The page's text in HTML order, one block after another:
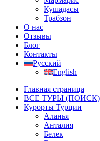
Кушадасы
Трабзон
О нас
Отзывы
Блог
Контакты
Русский
English
Главная страница
ВСЕ ТУРЫ (ПОИСК)
Курорты Турции
Аланья
Анталия
Белек